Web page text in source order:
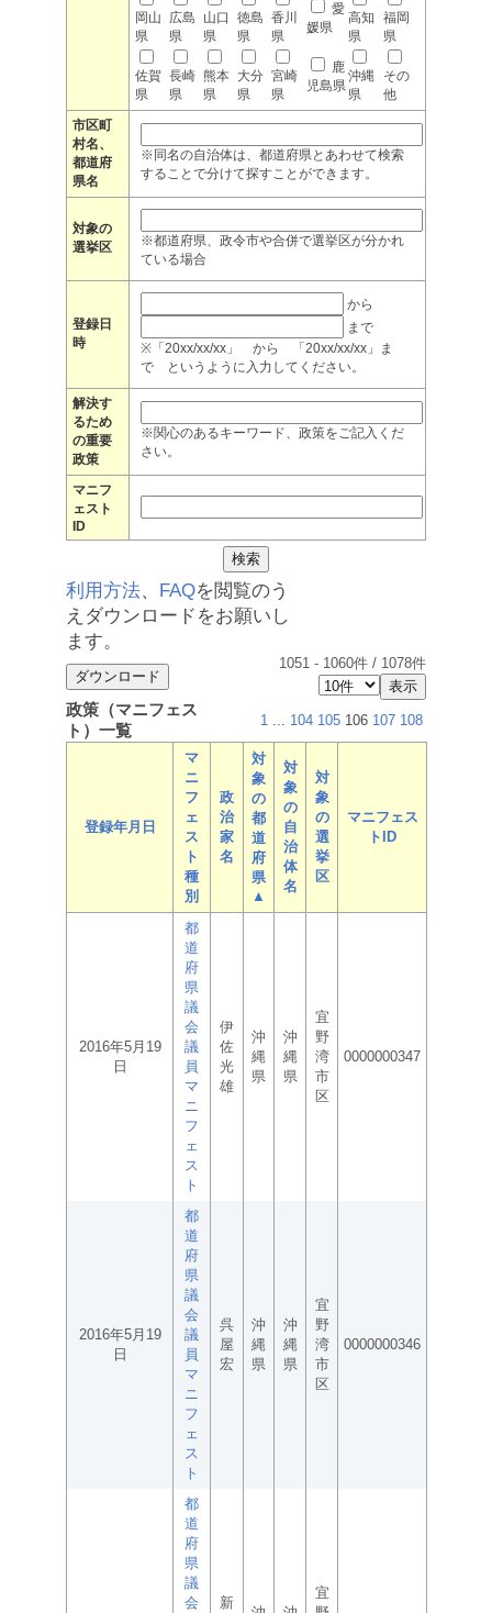
岡山
県
広島
県
山口
県
徳島
県
香川
県
愛
媛県
高知
県
福岡
県
佐賀
県
長崎
県
熊本
県
大分
県
宮崎
県
鹿
児島県
沖縄
県
その
他
市区町
村名、
都道府
県名
※同名の自治体は、都道府県とあわせて検索
することで分けて探すことができます。
対象の
選挙区
※都道府県、政令市や合併で選挙区が分かれ
ている場合
登録日
時
から
まで
※「20xx/xx/xx」 から 「20xx/xx/xx」ま
で というように入力してください。
解決す
るため
の重要
政策
※関心のあるキーワード、政策をご記入くだ
さい。
マニフ
ェスト
ID
利用方法、 FAQを閲覧のう
えダウンロードをお願いし
ます。
1051 - 1060件 / 1078件
政策（マニフェス
ト）一覧
1 ... 104 105 106 107 108
登録年月日
マ
ニ
フ
ェ
ス
ト
種
別
政
治
家
名
対
象
の
都
道
府
県
▲
対
象
の
自
治
体
名
対
象
の
選
挙
区
マニフェス
トID
2016年5月19
日
都
道
府
県
議
会
議
員
マ
ニ
フ
ェ
ス
ト
伊
佐
光
雄
沖
縄
県
沖
縄
県
宜
野
湾
市
区
0000000347
2016年5月19
日
都
道
府
県
議
会
議
員
マ
ニ
フ
ェ
ス
ト
呉
屋
宏
沖
縄
県
沖
縄
県
宜
野
湾
市
区
0000000346
都
道
府
県
議
会
新
宜